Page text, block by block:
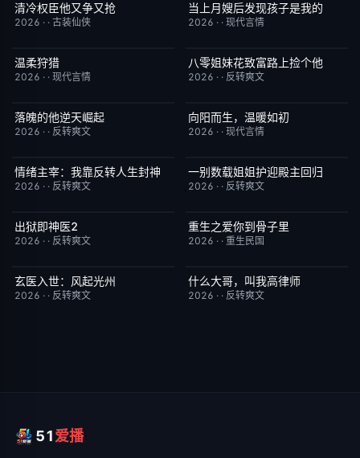
已完结
清冷权臣他又争又抢
2026 · · 古装仙侠
已完结
当上月嫂后发现孩子是我的
2026 · · 现代言情
已完结
温柔狩猎
2026 · · 现代言情
已完结
八零姐妹花致富路上捡个他
2026 · · 反转爽文
已完结
落魄的他逆天崛起
2026 · · 反转爽文
已完结
向阳而生，温暖如初
2026 · · 现代言情
已完结 7.0
情绪主宰：我靠反转人生封神
2026 · · 反转爽文
已完结
一别数载姐姐护迎殿主回归
2026 · · 反转爽文
已完结
出狱即神医2
2026 · · 反转爽文
已完结
重生之爱你到骨子里
2026 · · 重生民国
已完结
玄医入世：风起光州
2026 · · 反转爽文
已完结
什么大哥，叫我高律师
2026 · · 反转爽文
51爱播